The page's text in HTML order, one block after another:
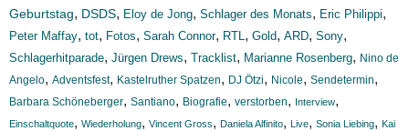
Geburtstag, DSDS, Eloy de Jong, Schlager des Monats, Eric Philippi,
Peter Maffay, tot, Fotos, Sarah Connor, RTL , Gold, ARD, Sony,
Schlagerhitparade, Jürgen Drews, Tracklist, Marianne Rosenberg, Nino de
Angelo, Adventsfest, Kastelruther Spatzen, DJ Ötzi, Nicole, Sendetermin,
Barbara Schöneberger, Santiano, Biografie, verstorben, Interview,
Einschaltquote, Wiederholung, Vincent Gross, Daniela Alfinito, Live, Sonia Liebing, Kai